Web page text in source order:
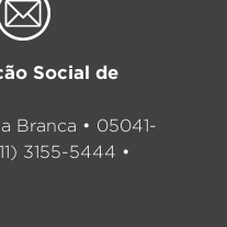
Social de
Branca • 05041-
3155-5444 •